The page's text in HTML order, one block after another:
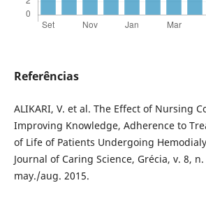
Referências
ALIKARI, V. et al. The Effect of Nursing
Improving Knowledge, Adherence to
of Life of Patients Undergoing
Journal of Caring Science, Grécia, v. 8,
may./aug. 2015.